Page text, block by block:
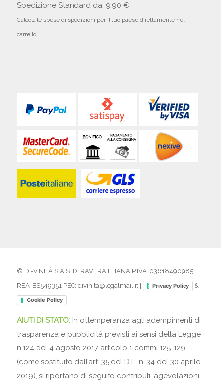
Spedizione Standard da: 9,90 €
Calcola le spese di spedizioni per il tuo paese direttamente nel
carrello!
© DI-VINITÀ S.A.S. DI RAVERA ELIANA P.IVA: 03618490985
REA-BS549351 PEC: divinita@legalmail.it |
Privacy Policy &
Cookie Policy
AIUTI DI STATO: In ottemperanza agli adempimenti di
trasparenza e pubblicità previsti ai sensi della Legge
n.124 del 4 agosto 2017 articolo 1 commi 125-129
(come sostituito dall’art. 35 del D.L. n. 34 del 30 aprile
2019), si riportano di seguito contributi, agevolazioni